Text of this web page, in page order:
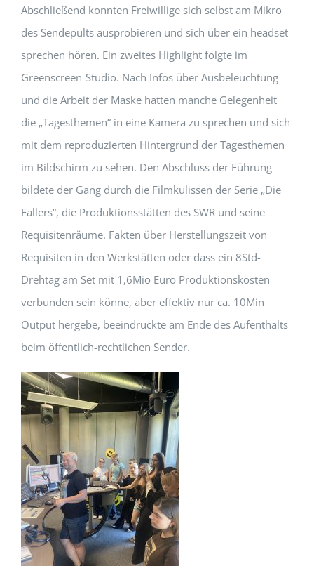
Abschließend konnten Freiwillige sich selbst am Mikro
des Sendepults ausprobieren und sich über ein headset
sprechen hören. Ein zweites Highlight folgte im
Greenscreen-Studio. Nach Infos über Ausbeleuchtung
und die Arbeit der Maske hatten manche Gelegenheit
die „Tagesthemen“ in eine Kamera zu sprechen und sich
mit dem reproduzierten Hintergrund der Tagesthemen
im Bildschirm zu sehen. Den Abschluss der Führung
bildete der Gang durch die Filmkulissen der Serie „Die
Fallers“, die Produktionsstätten des SWR und seine
Requisitenräume. Fakten über Herstellungszeit von
Requisiten in den Werkstätten oder dass ein 8Std-
Drehtag am Set mit 1,6Mio Euro Produktionskosten
verbunden sein könne, aber effektiv nur ca. 10Min
Output hergebe, beeindruckte am Ende des Aufenthalts
beim öffentlich-rechtlichen Sender.